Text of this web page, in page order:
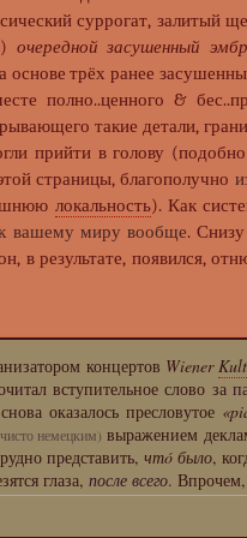
суррогат, залитый
очередной засушенный
основе трёх ранее
полно..ценного &
такие детали,
прийти в голову
страницы, благополучно
локальность). Как
вашему миру вообще.
в результате, появился,
концертов Wiener
вступительное слово за
оказалось пресловутое
немецким) выражением
представить, чтó было,
глаза,после всего.